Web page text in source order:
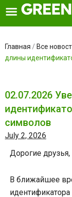
to
content
Главная / Все
длины
02.07.2026
символов
July 2, 2026
Дорогие
В ближайшее
идентификатора